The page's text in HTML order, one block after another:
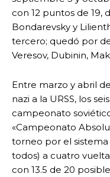
con 12 puntos de 19,
Bondarevsky y
tercero; quedó por
Veresov, Dubinin,
Entre marzo y abril
nazi a la URSS, los
campeonato
«Campeonato
torneo por el sistema
todos) a cuatro
con 13.5 de 20